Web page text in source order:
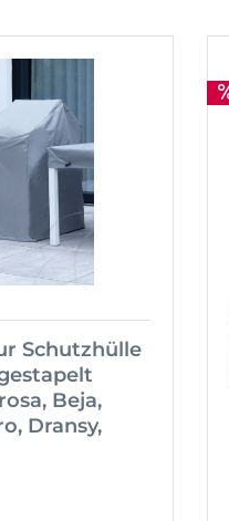
Schutzhülle
Beja,
Dransy,